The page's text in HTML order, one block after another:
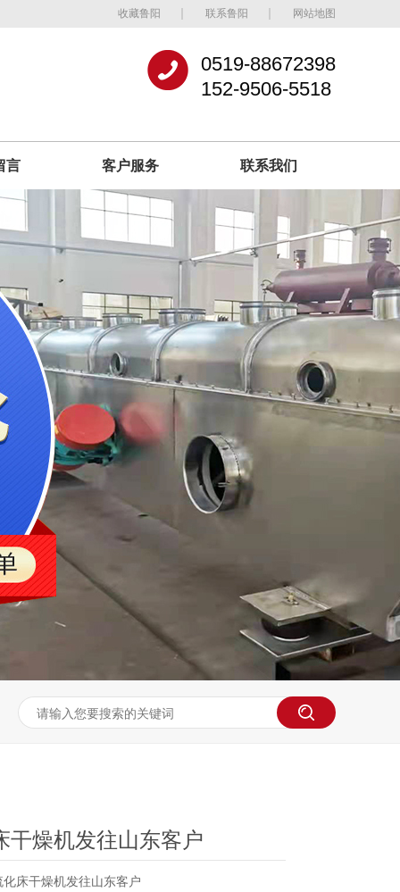
收藏鲁阳 联系鲁阳 网站地图
0519-88672398
152-9506-5518
言 客户服务 联系我们
干燥机发往山东客户
化床干燥机发往山东客户